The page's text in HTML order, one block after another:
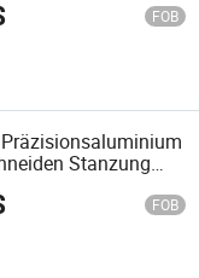
FOB
Stanzung
FOB